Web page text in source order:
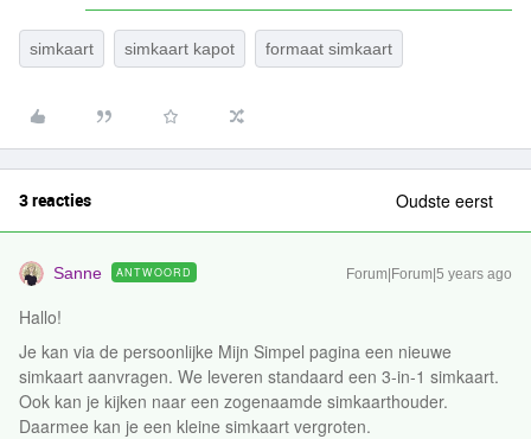
simkaart simkaart kapot formaat simkaart
3 reacties Oudste eerst
Sanne ANTWOORD Forum|Forum|5 years ago
Hallo!
Je kan via de persoonlijke Mijn Simpel pagina een nieuwe
simkaart aanvragen. We leveren standaard een 3-in-1 simkaart.
Ook kan je kijken naar een zogenaamde simkaarthouder.
Daarmee kan je een kleine simkaart vergroten.